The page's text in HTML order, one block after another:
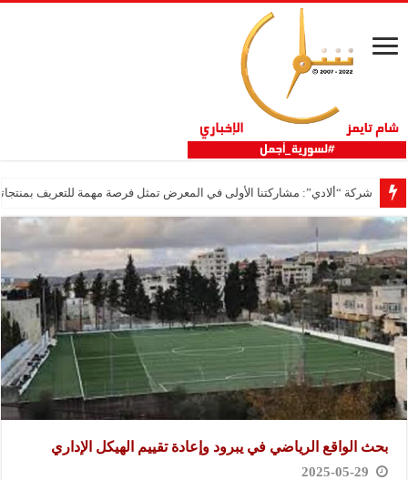
شركة “ألادي”: مشاركتنا الأولى في المعرض تمثل فرصة مهمة للتعريف
بحث الواقع الرياضي في يبرود وإعادة تقييم الهيكل الإداري
2025-05-29